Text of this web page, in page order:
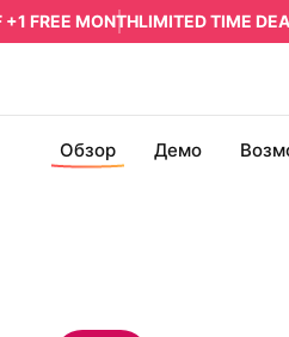
+1 FREE MONTHLIMITED TIME
Обзор Демо